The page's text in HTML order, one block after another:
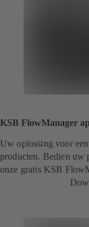
KSB FlowManager
Uw oplossing voor
producten. Bedien uw
onze gratis KSB